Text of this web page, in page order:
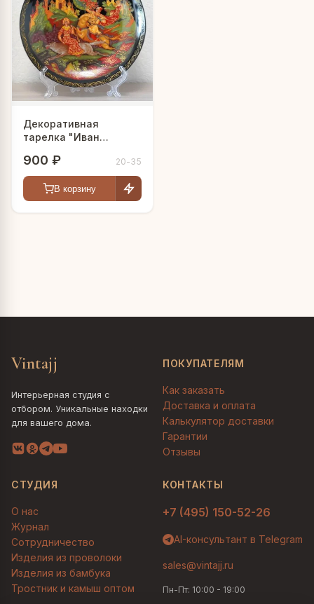
Декоративная
тарелка "Иван
волк"
900 ₽ 20-35
В корзину
Vintajj
Интерьерная студия с
отбором. Уникальные находки
для вашего дома.
ПОКУПАТЕЛЯМ
Как заказать
Доставка и оплата
Калькулятор доставки
Гарантии
Отзывы
СТУДИЯ
О нас
Журнал
Сотрудничество
Изделия из проволоки
Изделия из бамбука
Тростник и камыш оптом
КОНТАКТЫ
+7 (495) 150-52-26
AI-консультант в Telegram
sales@vintajj.ru
Пн-Пт: 10:00 - 19:00
Людмила